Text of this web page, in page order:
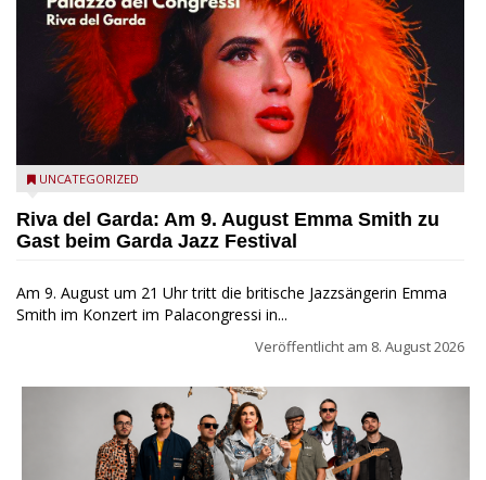
Riva del Garda - Emma Smith zu Gast beim Garda Jazz
UNCATEGORIZED
Riva del Garda: Am 9. August Emma Smith zu
Gast beim Garda Jazz Festival
Am 9. August um 21 Uhr tritt die britische Jazzsängerin Emma
Smith im Konzert im Palacongressi in...
Veröffentlicht am 8. August 2026